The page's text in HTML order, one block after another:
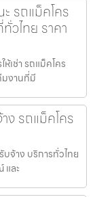
รถแม็คโคร
วไทย ราคา
เช่า รถแม็คโคร
มงานที่มี
ง รถแม็คโคร
บจ้าง บริการทั่วไทย
และ